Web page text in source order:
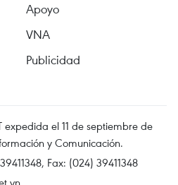
Apoyo
VNA
Publicidad
expedida el 11 de septiembre de
y Comunicación.
Fax: (024) 39411348